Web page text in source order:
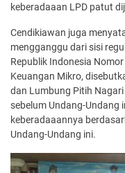
keberadaaan LPD patut
Cendikiawan juga
mengganggu dari sisi
Republik Indonesia
Keuangan Mikro,
dan Lumbung Pitih
sebelum Undang-Undang
keberadaaannya
Undang-Undang ini.